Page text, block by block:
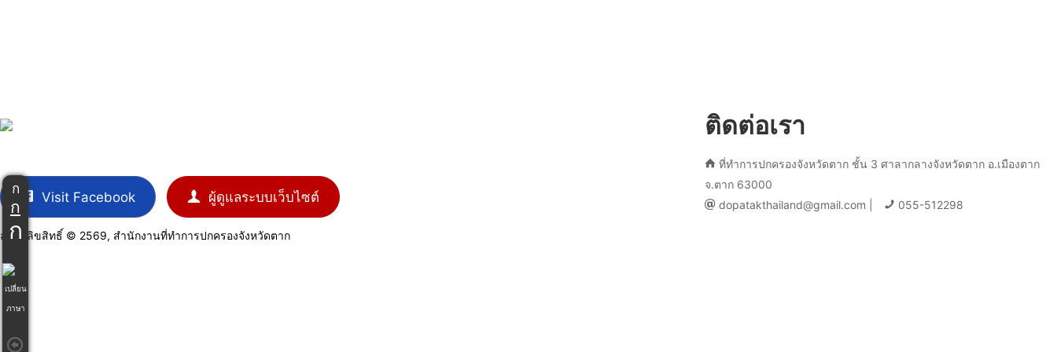
Visit Facebook ผู้ดูแลระบบเว็บไซต์
สงวนลิขสิทธิ์ © 2569, สำนักงานที่ทำการปกครองจังหวัดตาก
ติดต่อเรา
ที่ทำการปกครองจังหวัดตาก ชั้น 3 ศาลากลางจังหวัดตาก อ.เมืองตาก
จ.ตาก 63000
dopatakthailand@gmail.com |
055-512298
ก
ก
ก
เปลี่ยน
ภาษา